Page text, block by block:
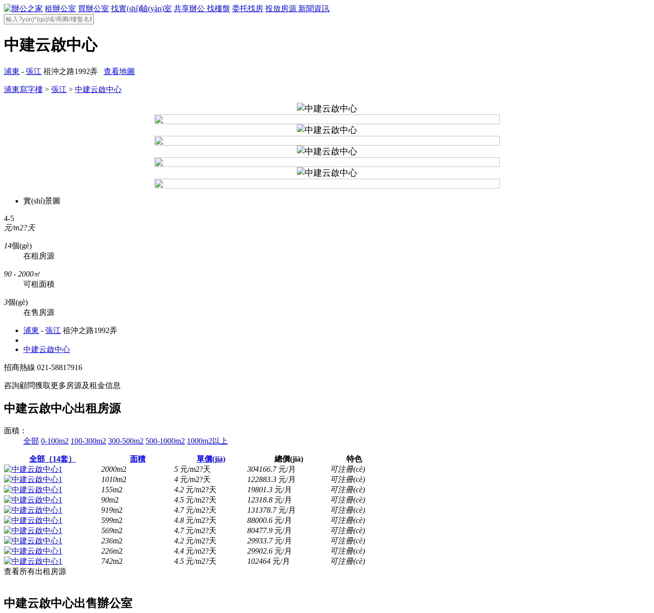
租辦公室 買辦公室 找實(shí)驗(yàn)室 共享辦公 找樓盤 委托找房 投放房源 新聞資訊
中建云啟中心
浦東 - 張江 祖沖之路1992弄 查看地圖
浦東寫字樓 > 張江 > 中建云啟中心
實(shí)景圖
4-5
元/m2?天
14個(gè)
在租房源
90 - 2000㎡
可租面積
3個(gè)
在售房源
浦東 - 張江 祖沖之路1992弄
中建云啟中心
招商熱線 021-58817916
咨詢顧問獲取更多房源及租金信息
中建云啟中心出租房源
面積：
全部 0-100m2 100-300m2 300-500m2 500-1000m2 1000m2以上
全部（14套） 面積 單價(jià) 總價(jià)
特色
2000m2 5 元/m2?天 304166.7元/月
可注冊(cè)
1010m2 4 元/m2?天 122883.3 元/月
可注冊(cè)
155m2 4.2 元/m2?天 19801.3 元/月
可注冊(cè)
90m2 4.5 元/m2?天 12318.8 元/月
可注冊(cè)
919m2 4.7元/m2?天 131378.7元/月
可注冊(cè)
599m2 4.8 元/m2?天 88000.6 元/月
可注冊(cè)
569m2 4.7元/m2?天 80477.9 元/月
可注冊(cè)
236m2 4.2 元/m2?天 29933.7元/月
可注冊(cè)
226m2 4.4 元/m2?天 29902.6 元/月
可注冊(cè)
742m2 4.5 元/m2?天 102464 元/月
可注冊(cè)
查看所有出租房源
中建云啟中心出售辦公室